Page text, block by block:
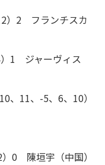
）2 フランチスカ
）1 ジャーヴィス
、11、-5、6、10）
0 陳垣宇（中国）